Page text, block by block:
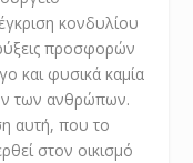
κονδυλίου
προσφορών
και φυσικά καμία
των ανθρώπων.
αυτή, που το
στον οικισμό